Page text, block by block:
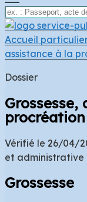
Accueil
assistance à la
Dossier
Grossesse,
procréation
Vérifié le 26/04/
et administrative
Grossesse